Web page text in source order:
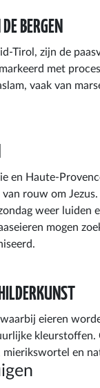
BERGEN
Tirol, zijn de
met
vaak van
en Haute-
rouw om
weer luiden
mogen
waarbij eieren
mierikswortel en